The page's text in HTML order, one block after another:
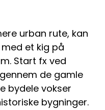
urban rute, kan
et kig på
Start fx ved
de gamle
bydele vokser
bygninger.